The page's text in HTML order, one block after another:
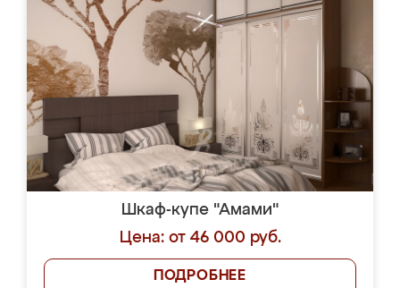
Шкаф-купе "Амами"
Цена: от 46 000 руб.
ПОДРОБНЕЕ